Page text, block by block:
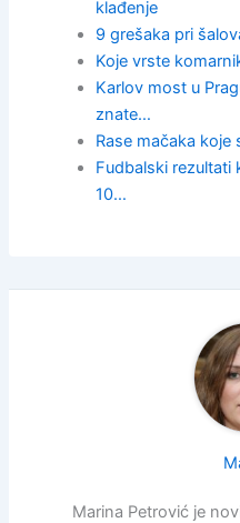
klađenje
9 grešaka pri
Koje vrste
Karlov most u
znate…
Rase mačaka
Fudbalski rezultati
10…
Marina Petrović je